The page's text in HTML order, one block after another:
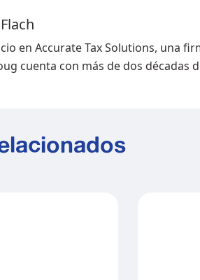
en Accurate Tax Solutions, una
cuenta con más de dos décadas